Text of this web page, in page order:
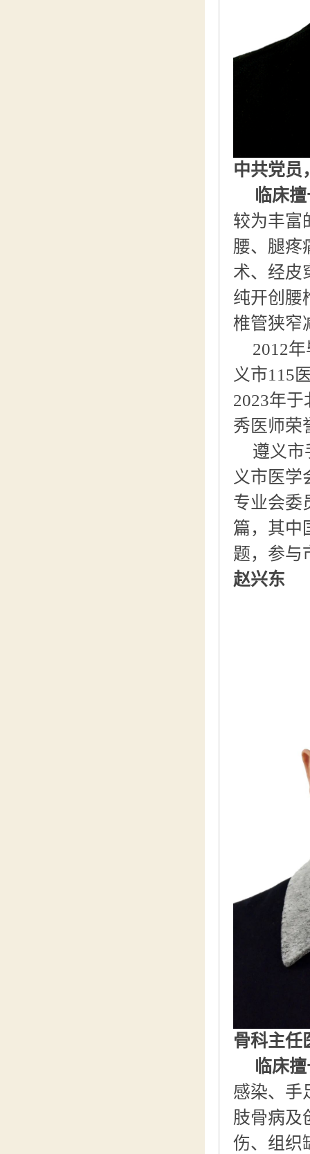
中共党员
临床
较为丰富
腰、腿疼
术、经皮
纯开创腰
椎管狭窄
2012
义市115
2023年
秀医师荣
遵义市
义市医学
专业会委
篇，其中
题，参与
赵兴东
骨科主任
临床
感染、手
肢骨病及
伤、组织